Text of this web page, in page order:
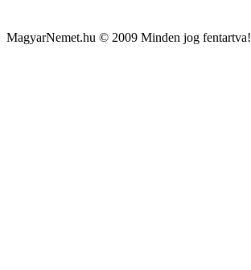
MagyarNemet.hu © 2009 Minden jog fentartva!